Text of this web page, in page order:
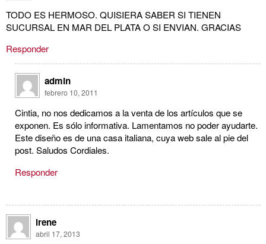
TODO ES HERMOSO. QUISIERA SABER SI TIENEN
SUCURSAL EN MAR DEL PLATA O SI ENVIAN. GRACIAS
Responder
admin
febrero 10, 2011
Cintia, no nos dedicamos a la venta de los artículos que se
exponen. Es sólo informativa. Lamentamos no poder ayudarte.
Este diseño es de una casa italiana, cuya web sale al pie del
post. Saludos Cordiales.
Responder
irene
abril 17, 2013